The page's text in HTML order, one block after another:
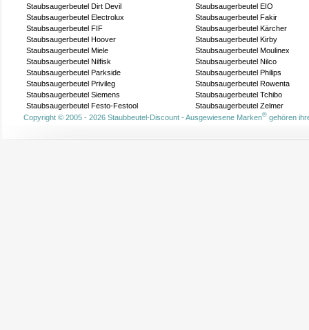
Staubsaugerbeutel Dirt Devil
Staubsaugerbeutel EIO
Staubsaugerbeutel Electrolux
Staubsaugerbeutel Fakir
Staubsaugerbeutel FIF
Staubsaugerbeutel Kärcher
Staubsaugerbeutel Hoover
Staubsaugerbeutel Kirby
Staubsaugerbeutel Miele
Staubsaugerbeutel Moulinex
Staubsaugerbeutel Nilfisk
Staubsaugerbeutel Nilco
Staubsaugerbeutel Parkside
Staubsaugerbeutel Philips
Staubsaugerbeutel Privileg
Staubsaugerbeutel Rowenta
Staubsaugerbeutel Siemens
Staubsaugerbeutel Tchibo
Staubsaugerbeutel Festo-Festool
Staubsaugerbeutel Zelmer
Copyright © 2005 - 2026 Staubbeutel-Discount - Ausgewiesene Marken®gehören